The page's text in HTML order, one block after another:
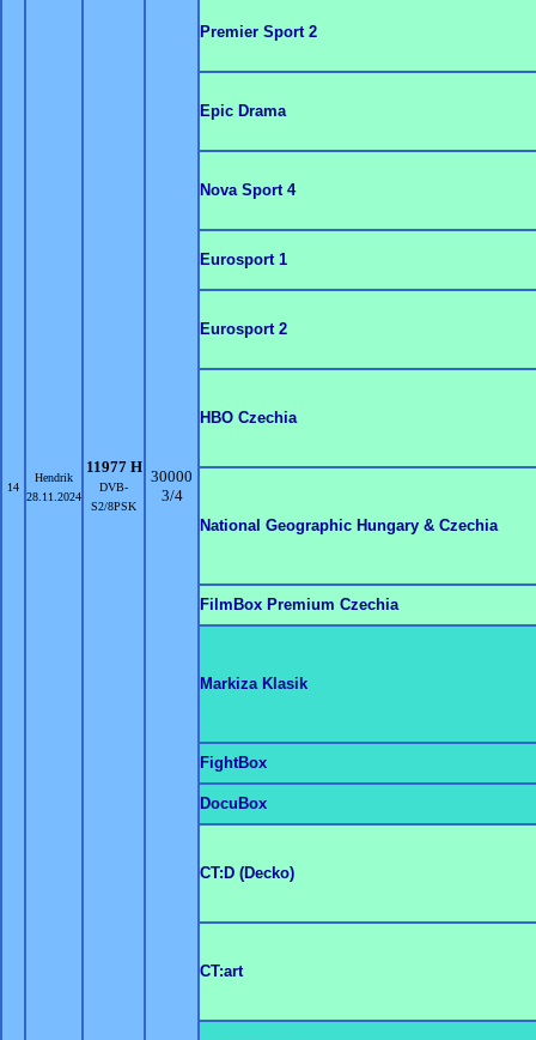
14
Hendrik
28.11.2024
11977 H
DVB-
S2/8PSK
30000
3/4
Premier Sport 2
Epic Drama
Nova Sport 4
Eurosport 1
Eurosport 2
HBO Czechia
National Geographic Hungary & Czechia
FilmBox Premium Czechia
Markiza Klasik
FightBox
DocuBox
CT:D (Decko)
CT:art